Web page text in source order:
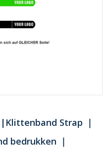
Strap ｜
bedrukken ｜